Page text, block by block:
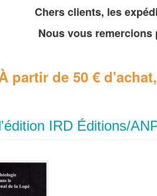
Chers clients, les
Nous vous remercions
partir de 50 €
IRD Éditions/